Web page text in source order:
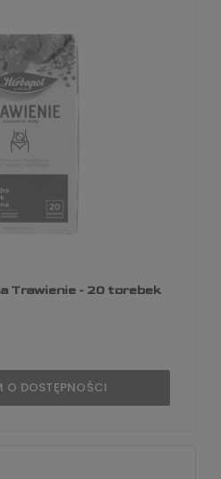
Trawienie - 20 torebek
O DOSTĘPNOŚCI